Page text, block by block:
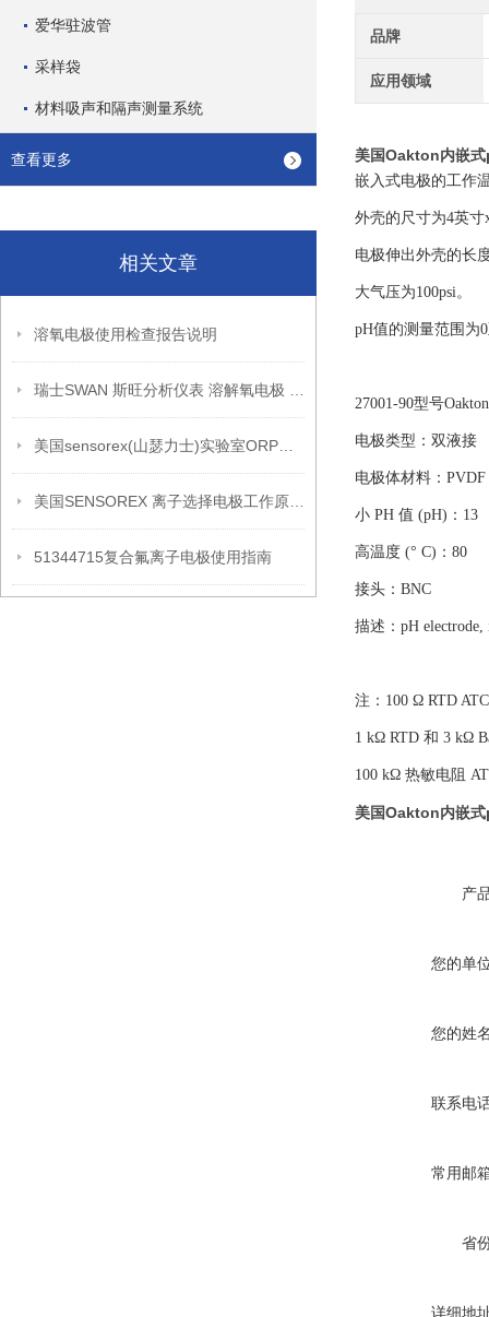
爱华驻波管
采样袋
材料吸声和隔声测量系统
查看更多
相关文章
溶氧电极使用检查报告说明
51344715复合氟离子电极使用指南
品牌
应用领域
美国Oakton内嵌
嵌入式电极的工作
外壳的尺寸为4英寸
电极伸出外壳的长
大气压为100psi。
pH值的测量范围为
27001-90型号
电极类型：双液接
电极体材料：PVDF
小 PH 值 (pH)：13
高温度 (° C)：80
接头：BNC
描述：pH
注：100 Ω RTD
1 kΩ RTD 和 3 kΩ
100 kΩ 热敏电阻
美国Oakton内嵌
产
您的单
您的姓
联系电
常用邮
省
详细地